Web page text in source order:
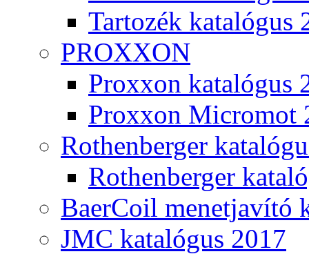
Tartozék katalógus
PROXXON
Proxxon katalógus
Proxxon Micromot
Rothenberger
Rothenberger
BaerCoil menetjavító
JMC katalógus 2017